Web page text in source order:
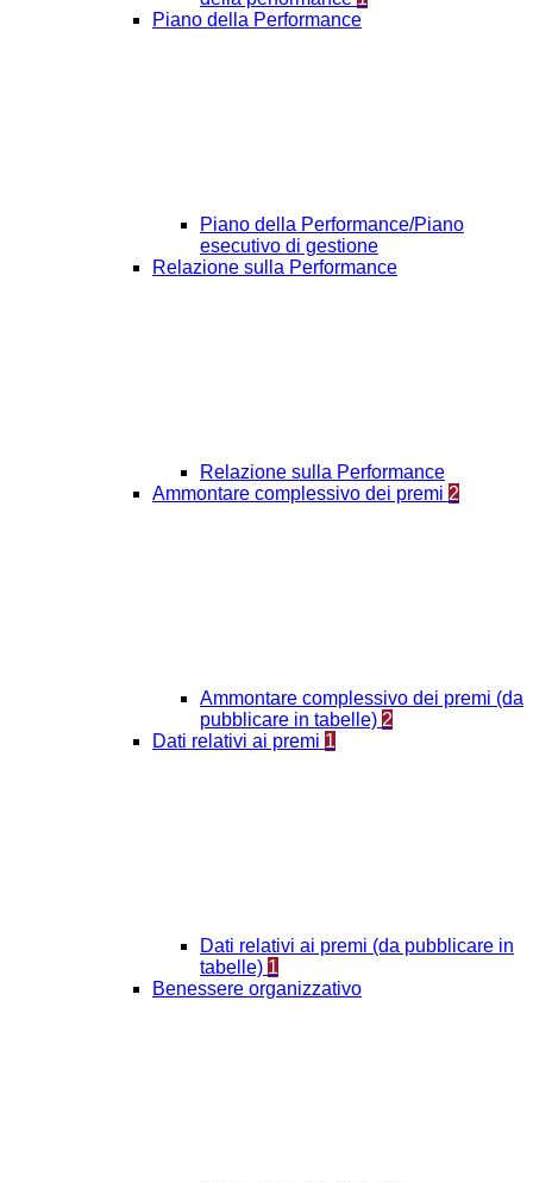
Piano della Performance
Piano della Performance/Piano
esecutivo di gestione
Relazione sulla Performance
Relazione sulla Performance
Ammontare complessivo dei premi 2
Ammontare complessivo dei premi (da
pubblicare in tabelle) 2
Dati relativi ai premi 1
Dati relativi ai premi (da pubblicare in
tabelle) 1
Benessere organizzativo